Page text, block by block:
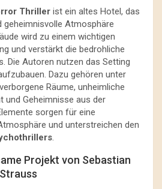
Thriller ist ein altes Hotel, das
geheimnisvolle Atmosphäre
wird zu einem wichtigen
und verstärkt die bedrohliche
Die Autoren nutzen das Setting
Dazu gehören unter
Räume, unheimliche
und Geheimnisse aus der
sorgen für eine
und unterstreichen den
.
Projekt von Sebastian